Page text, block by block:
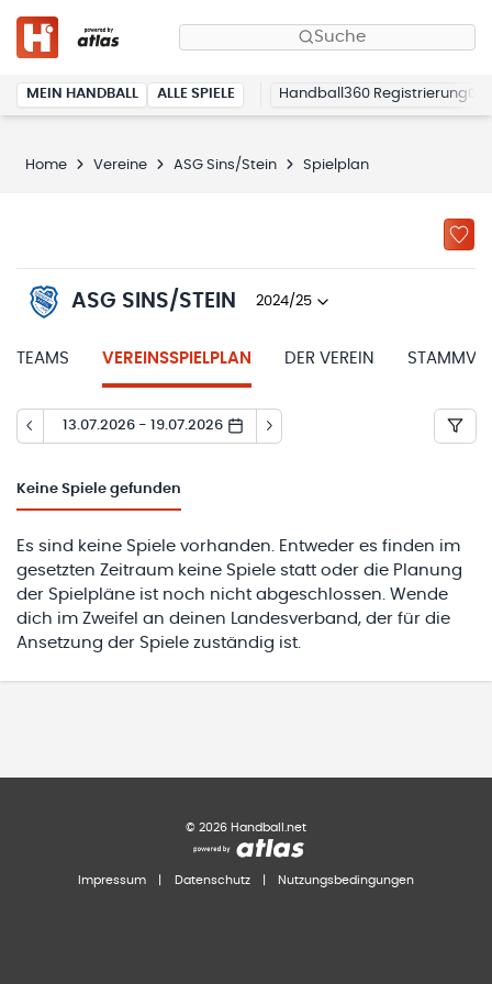
Suche
MEIN HANDBALL ALLE SPIELE Handball360 Registrierung
Home Vereine ASG Sins/Stein Spielplan
ASG SINS/STEIN 2024/25
TEAMS VEREINSSPIELPLAN DER VEREIN
13.07.2026 - 19.07.2026
Keine Spiele gefunden
Es sind keine Spiele vorhanden. Entweder es finden im
gesetzten Zeitraum keine Spiele statt oder die Planung
der Spielpläne ist noch nicht abgeschlossen. Wende
dich im Zweifel an deinen Landesverband, der für die
Ansetzung der Spiele zuständig ist.
© 2026 Handball.net
Impressum Datenschutz Nutzungsbedingungen